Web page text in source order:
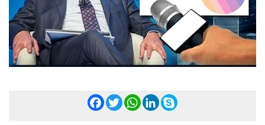
Facebook
Twitter
WhatsApp
LinkedIn
Skype